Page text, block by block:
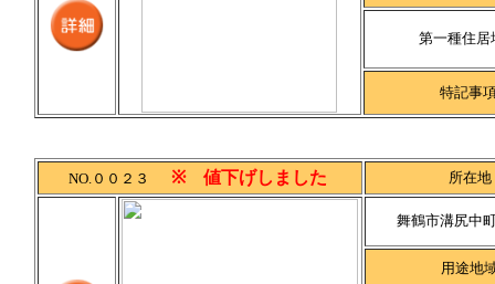
第一種住居
特記事
NO.００２３ ※ 値下げしました 所在地
舞鶴市溝尻中
用途地